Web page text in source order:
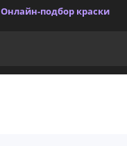
Онлайн-подбор краски